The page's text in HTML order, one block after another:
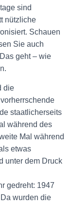
sind
nützliche
Schauen
Sie auch
geht – wie
die
staatlicherseits
während des
Mal während
etwas
unter dem Druck
gedreht: 1947
wurden die